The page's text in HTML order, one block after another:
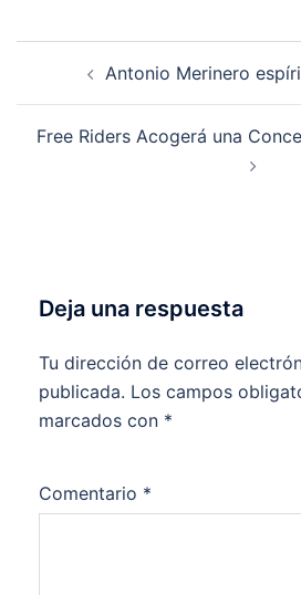
Antonio Merinero
Free Riders Acogerá una
Deja una respuesta
Tu dirección de correo
publicada. Los campos
marcados con *
Comentario *